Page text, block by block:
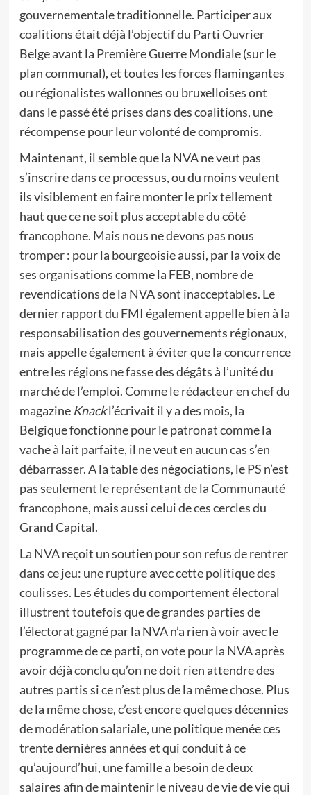
gouvernementale traditionnelle. Participer aux
coalitions était déjà l’objectif du Parti Ouvrier
Belge avant la Première Guerre Mondiale (sur le
plan communal), et toutes les forces flamingantes
ou régionalistes wallonnes ou bruxelloises ont
dans le passé été prises dans des coalitions, une
récompense pour leur volonté de compromis.
Maintenant, il semble que la NVA ne veut pas
s’inscrire dans ce processus, ou du moins veulent
ils visiblement en faire monter le prix tellement
haut que ce ne soit plus acceptable du côté
francophone. Mais nous ne devons pas nous
tromper : pour la bourgeoisie aussi, par la voix de
ses organisations comme la FEB, nombre de
revendications de la NVA sont inacceptables. Le
dernier rapport du FMI également appelle bien à la
responsabilisation des gouvernements régionaux,
mais appelle également à éviter que la concurrence
entre les régions ne fasse des dégâts à l’unité du
marché de l’emploi. Comme le rédacteur en chef du
magazine Knackl’écrivait il y a des mois, la
Belgique fonctionne pour le patronat comme la
vache à lait parfaite, il ne veut en aucun cas s’en
débarrasser. A la table des négociations, le PS n’est
pas seulement le représentant de la Communauté
francophone, mais aussi celui de ces cercles du
Grand Capital.
La NVA reçoit un soutien pour son refus de rentrer
dans ce jeu: une rupture avec cette politique des
coulisses. Les études du comportement électoral
illustrent toutefois que de grandes parties de
l’électorat gagné par la NVA n’a rien à voir avec le
programme de ce parti, on vote pour la NVA après
avoir déjà conclu qu’on ne doit rien attendre des
autres partis si ce n’est plus de la même chose. Plus
de la même chose, c’est encore quelques décennies
de modération salariale, une politique menée ces
trente dernières années et qui conduit à ce
qu’aujourd’hui, une famille a besoin de deux
salaires afin de maintenir le niveau de vie de vie qui